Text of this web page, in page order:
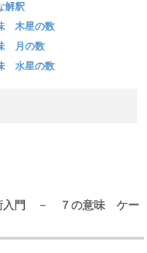
解釈
木星の数
月の数
水星の数
入門 － ７の意味 ケー